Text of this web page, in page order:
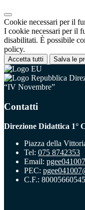
Cookie necessari per il
I cookie necessari per il
disabilitati. È possibile
policy.
Accetta tutti Salva le
“IV Novembre”
Contatti
Direzione Didattica 1°
Piazza della
Tel: 075 8742353
Email:
PEC:
C.F.: 80005660545